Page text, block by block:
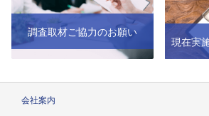
調査取材ご協力のお願い
現在実
会社案内